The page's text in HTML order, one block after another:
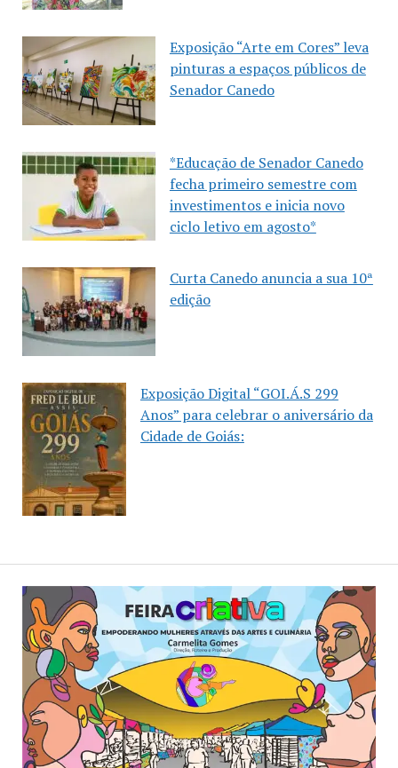
Exposição “Arte em Cores” leva
pinturas a espaços públicos de
Senador Canedo
*Educação de Senador Canedo
fecha primeiro semestre com
investimentos e inicia novo
ciclo letivo em agosto*
Curta Canedo anuncia a sua 10ª
edição
Exposição Digital “GOI.Á.S 299
Anos” para celebrar o aniversário da
Cidade de Goiás: